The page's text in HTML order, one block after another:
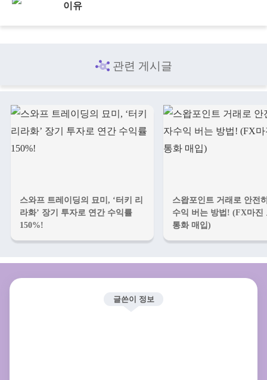
이유
관련 게시글
스와프 트레이딩의 묘미, ‘터키 리
라화’ 장기 투자로 연간 수익률
150%!
스왑포인트 거래로 안전
수익 버는 방법! (FX마진
통화 매입)
글쓴이 정보